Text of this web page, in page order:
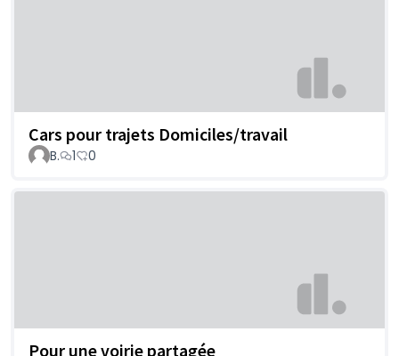
Cars pour trajets Domiciles/travail
B. 1 0
Pour une voirie partagée